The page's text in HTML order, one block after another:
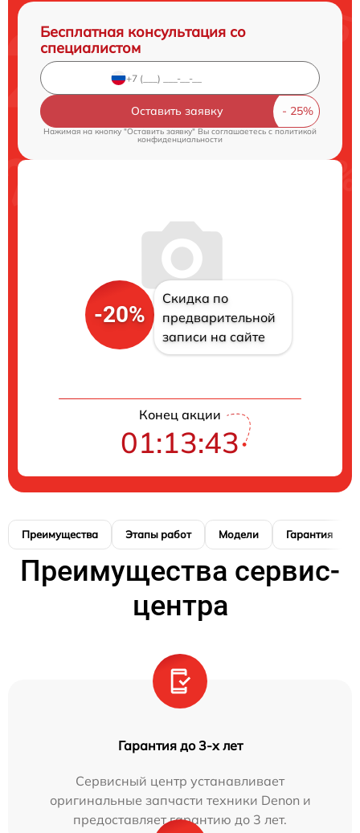
Бесплатная консультация со
специалистом
Оставить заявку
Нажимая на кнопку "Оставить заявку" Вы соглашаетесь c политикой
конфиденциальности
-20%
Скидка по
предварительной
записи на сайте
Конец акции
01:13:42
Преимущества Этапы работ Модели Гарантия
Преимущества сервис-
центра
Гарантия до 3-х лет
Сервисный центр устанавливает
оригинальные запчасти техники Denon и
предоставляет гарантию до 3 лет.